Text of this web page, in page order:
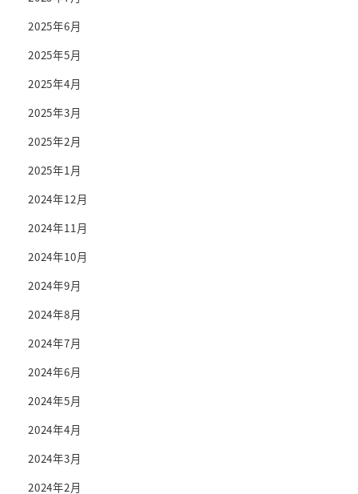
2025年6月
2025年5月
2025年4月
2025年3月
2025年2月
2025年1月
2024年12月
2024年11月
2024年10月
2024年9月
2024年8月
2024年7月
2024年6月
2024年5月
2024年4月
2024年3月
2024年2月